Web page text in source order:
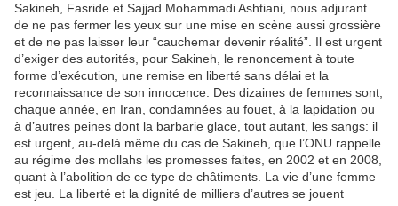
Sakineh, Fasride et Sajjad Mohammadi Ashtiani, nous adjurant
de ne pas fermer les yeux sur une mise en scène aussi grossière
et de ne pas laisser leur “cauchemar devenir réalité”. Il est urgent
d’exiger des autorités, pour Sakineh, le renoncement à toute
forme d’exécution, une remise en liberté sans délai et la
reconnaissance de son innocence. Des dizaines de femmes sont,
chaque année, en Iran, condamnées au fouet, à la lapidation ou
à d’autres peines dont la barbarie glace, tout autant, les sangs: il
est urgent, au-delà même du cas de Sakineh, que l’ONU rappelle
au régime des mollahs les promesses faites, en 2002 et en 2008,
quant à l’abolition de ce type de châtiments. La vie d’une femme
est jeu. La liberté et la dignité de milliers d’autres se jouent